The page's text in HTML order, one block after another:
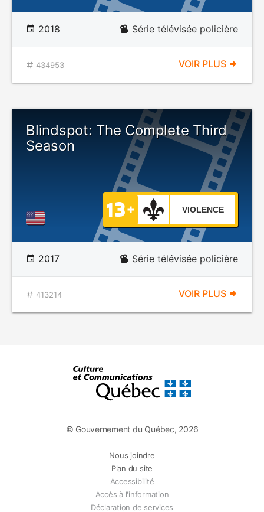
2018 Série télévisée policière
434953 VOIR PLUS
Blindspot: The Complete Third
Season
VIOLENCE
2017 Série télévisée policière
413214 VOIR PLUS
© Gouvernement du Québec, 2026
Nous joindre
Plan du site
Accessibilité
Accès à l'information
Déclaration de services